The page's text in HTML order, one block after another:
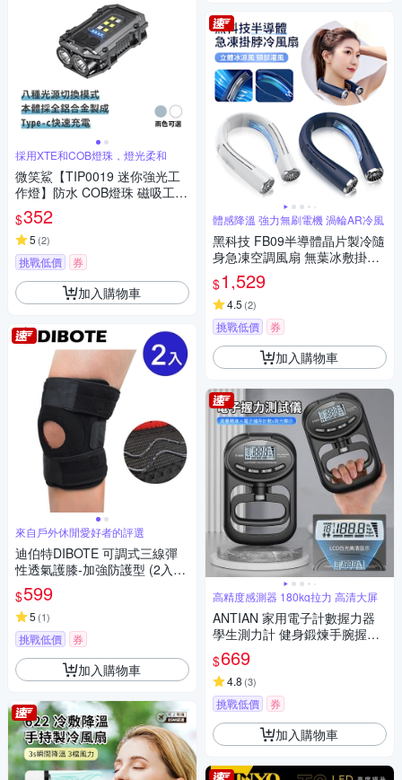
採用XTE和COB燈珠，燈光柔和
微笑鯊【TIP0019 迷你強光工
作燈】防水 COB燈珠 磁吸工作
燈 汽修燈 露營 登山 釣魚 戶外
照明 多功能照明 超亮遠射 爆亮
輕巧便攜
$352
5 (2)
挑戰低價 券
加入購物車
來自戶外休閒愛好者的評選
迪伯特DIBOTE 可調式三線彈
性透氣護膝-加強防護型 (2入) -
快速到貨
$599
5 (1)
挑戰低價 券
加入購物車
體感降溫 強力無刷電機 渦輪AR冷風
黑科技 FB09半導體晶片製冷隨
身急凍空調風扇 無葉冰敷掛脖
風扇 冰旋風運動風扇（可上飛
機）
$1,529
4.5 (2)
挑戰低價 券
加入購物車
高精度感測器 180kg拉力 高清大屏
ANTIAN 家用電子計數握力器
學生測力計 健身鍛煉手腕握力
圈 腕力器 握力體能測試儀
$669
4.8 (3)
挑戰低價 券
加入購物車